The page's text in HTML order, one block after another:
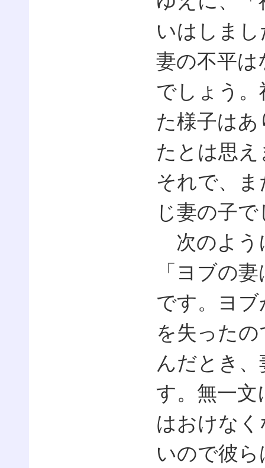
いはしま
妻の不平
でしょう
た様子は
たとは思
それで、
じ妻の子
次のよう
「ヨブの
です。ヨ
を失った
んだとき
す。無一文
はおけな
いので彼